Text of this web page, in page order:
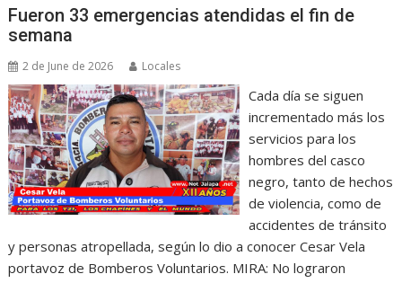
Fueron 33 emergencias atendidas el fin de
semana
2 de June de 2026 Locales
Cada día se siguen
incrementado más los
servicios para los
hombres del casco
negro, tanto de hechos
de violencia, como de
accidentes de tránsito
y personas atropellada, según lo dio a conocer Cesar Vela
portavoz de Bomberos Voluntarios. MIRA: No lograron